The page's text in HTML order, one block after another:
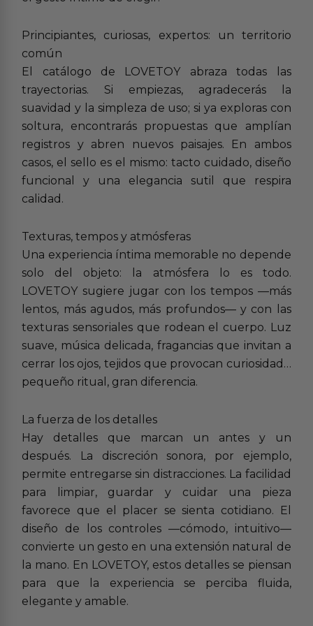
Principiantes, curiosas, expertos: un territorio
común
El catálogo de LOVETOY abraza todas las
trayectorias. Si empiezas, agradecerás la
suavidad y la simpleza de uso; si ya exploras con
soltura, encontrarás propuestas que amplían
registros y abren nuevos paisajes. En ambos
casos, el sello es el mismo: tacto cuidado, diseño
funcional y una elegancia sutil que respira
calidad.
Texturas, tempos y atmósferas
Una experiencia íntima memorable no depende
solo del objeto: la atmósfera lo es todo.
LOVETOY sugiere jugar con los tempos —más
lentos, más agudos, más profundos— y con las
texturas sensoriales que rodean el cuerpo. Luz
suave, música delicada, fragancias que invitan a
cerrar los ojos, tejidos que provocan curiosidad…
pequeño ritual, gran diferencia.
La fuerza de los detalles
Hay detalles que marcan un antes y un
después. La discreción sonora, por ejemplo,
permite entregarse sin distracciones. La facilidad
para limpiar, guardar y cuidar una pieza
favorece que el placer se sienta cotidiano. El
diseño de los controles —cómodo, intuitivo—
convierte un gesto en una extensión natural de
la mano. En LOVETOY, estos detalles se piensan
para que la experiencia se perciba fluida,
elegante y amable.